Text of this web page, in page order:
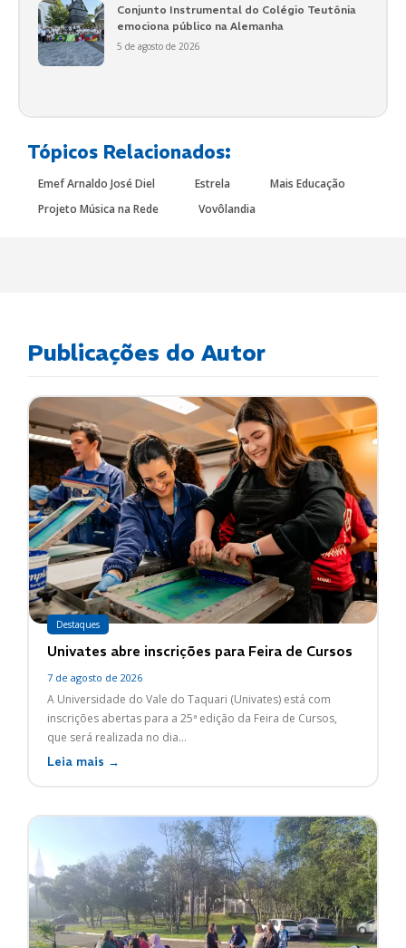
Conjunto Instrumental do Colégio Teutônia
emociona público na Alemanha
5 de agosto de 2026
Tópicos Relacionados:
Emef Arnaldo José Diel Estrela
Mais Educação
Projeto Música na Rede
Vovôlandia
Publicações do Autor
Destaques
Univates abre inscrições para Feira de Cursos
7 de agosto de 2026
A Universidade do Vale do Taquari (Univates) está com
inscrições abertas para a 25ª edição da Feira de Cursos,
que será realizada no dia...
Leia mais →